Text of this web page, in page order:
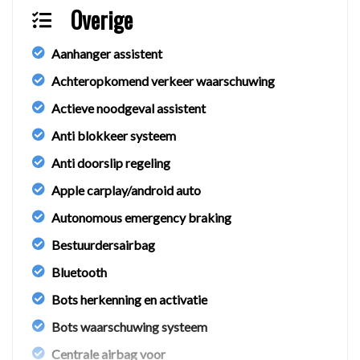
Autohuis Mulder is een RDW-erkend autobedrijf dat
zich specialiseert in de in- en verkoop van
betrouwbare occasions tegen een scherpe prijs.
Afleverpakketten
Basis afleverpakket – €395
Minimaal 6 maanden geldige APK
1 maand garantie op motor en versnellingsbak
Auto gereinigd van binnen en buiten
€25 brandstof inbegrepen
Premium afleverpakket – €995
Onderhoudsbeurt volgens
fabrieksvoorschriften
Overige
Aanhanger assistent
Achteropkomend verkeer waarschuwing
Actieve noodgeval assistent
Anti blokkeer systeem
Anti doorslip regeling
Apple carplay/android auto
Autonomous emergency braking
Bestuurdersairbag
Bluetooth
Bots herkenning en activatie
Bots waarschuwing systeem
Centrale airbag voor